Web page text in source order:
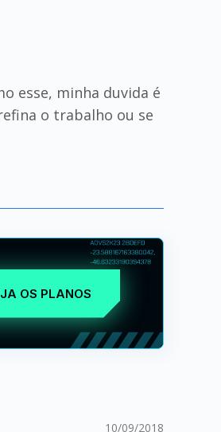
esse, minha duvida é
o trabalho ou se
OS PLANOS
10/09/2018